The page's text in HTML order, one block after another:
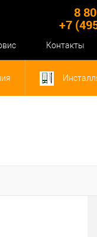
8
+7
Контакты